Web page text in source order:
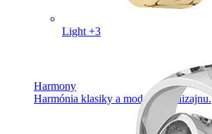
Harmony
Harmónia klasiky a moderného dizajnu.
Light +3